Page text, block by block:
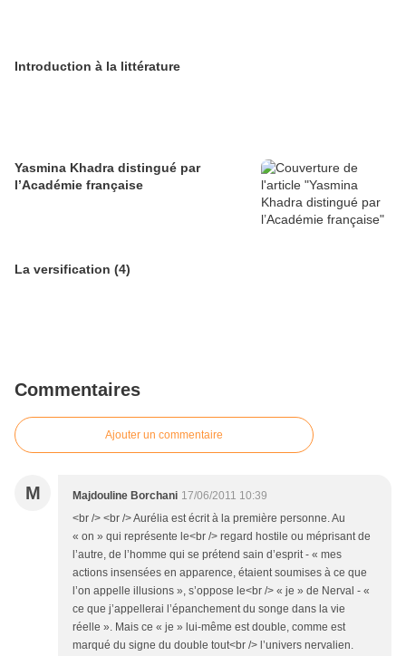
Introduction à la littérature
Yasmina Khadra distingué par
l’Académie française
La versification (4)
Commentaires
Ajouter un commentaire
M Majdouline Borchani 17/06/2011 10:39
<br /> <br /> Aurélia est écrit à la première personne. Au
« on » qui représente le<br /> regard hostile ou méprisant de
l’autre, de l’homme qui se prétend sain d’esprit - « mes
actions insensées en apparence, étaient soumises à ce que
l’on appelle illusions », s’oppose le<br /> « je » de Nerval - «
ce que j’appellerai l’épanchement du songe dans la vie
réelle ». Mais ce « je » lui-même est double, comme est
marqué du signe du double tout<br /> l’univers nervalien.